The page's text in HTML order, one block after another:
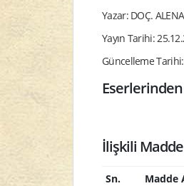
Yazar: DOÇ.
Yayın Tarihi:
Güncelleme
İlişkili
Sn. Madde